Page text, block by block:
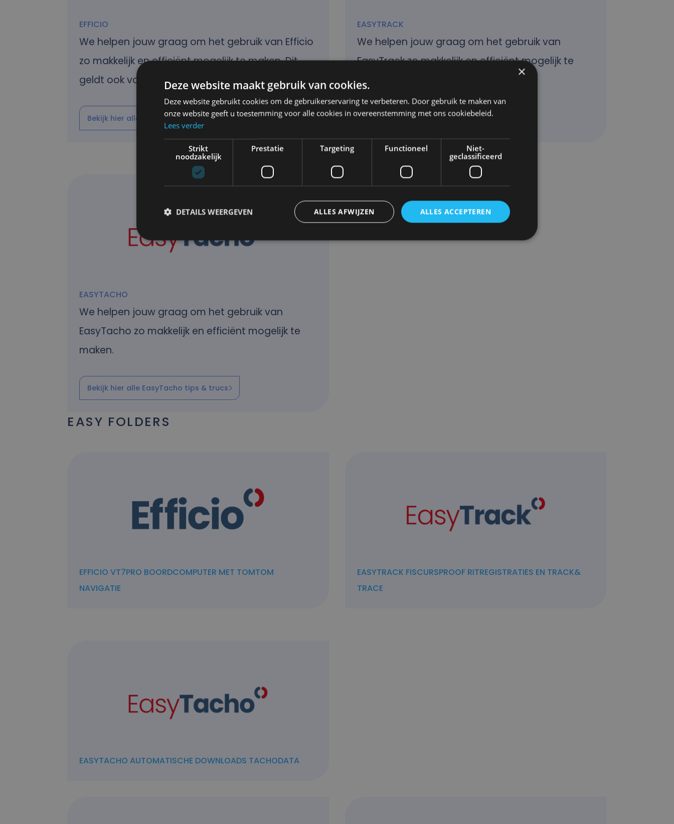
EFFICIO
We helpen jouw graag om het gebruik van Efficio
zo makkelijk en efficiënt mogelijk te maken. Dit
geldt ook voor de scanner.
Bekijk hier alle Efficio tips & trucs
EASYTRACK
We helpen jouw graag om het gebruik van
EasyTrack zo makkelijk en efficiënt mogelijk te
maken.
Bekijk hier alle EasyTrack tips & trucs
EASYTACHO
We helpen jouw graag om het gebruik van
EasyTacho zo makkelijk en efficiënt mogelijk te
maken.
Bekijk hier alle EasyTacho tips & trucs
EASY FOLDERS
EFFICIO VT7PRO BOORDCOMPUTER MET TOMTOM
NAVIGATIE
EASYTRACK FISCURSPROOF RITREGISTRATIES EN TRACK&
TRACE
EASYTACHO AUTOMATISCHE DOWNLOADS TACHODATA
×
Deze website maakt gebruik van cookies.
Deze website gebruikt cookies om de gebruikerservaring te verbeteren. Door gebruik te maken van
onze website geeft u toestemming voor alle cookies in overeenstemming met ons cookiebeleid.
Lees verder
Strikt
noodzakelijk
Prestatie Targeting Functioneel
Niet-
geclassificeerd
ALLES ACCEPTEREN
ALLES AFWIJZEN
DETAILS WEERGEVEN